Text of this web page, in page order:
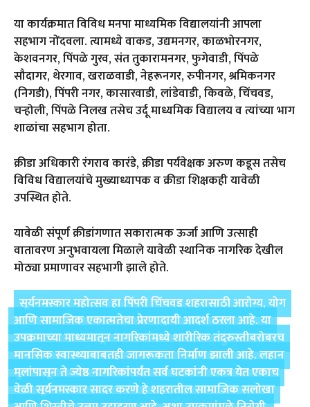
या कार्यक्रमात विविध मनपा माध्यमिक विद्यालयांनी आपला
सहभाग नोंदवला. त्यामध्ये वाकड, उद्यमनगर, काळभोरनगर,
केशवनगर, पिंपळे गुरव, संत तुकारामनगर, फुगेवाडी, पिंपळे
सौदागर, थेरगाव, खराळवाडी, नेहरूनगर, रुपीनगर, श्रमिकनगर
(निगडी), पिंपरी नगर, कासारवाडी, लांडेवाडी, किवळे, चिंचवड,
चऱ्होली, पिंपळे निलख तसेच उर्दू माध्यमिक विद्यालय व त्यांच्या भाग
शाळांचा सहभाग होता.
क्रीडा अधिकारी रंगराव कारंडे, क्रीडा पर्यवेक्षक अरुण कडूस तसेच
विविध विद्यालयांचे मुख्याध्यापक व क्रीडा शिक्षकही यावेळी
उपस्थित होते.
यावेळी संपूर्ण क्रीडांगणात सकारात्मक ऊर्जा आणि उत्साही
वातावरण अनुभवायला मिळाले यावेळी स्थानिक नागरिक देखील
मोठ्या प्रमाणावर सहभागी झाले होते.
सूर्यनमस्कार महोत्सव हा पिंपरी चिंचवड शहरासाठी आरोग्य, योग
आणि सामाजिक एकात्मतेचा प्रेरणादायी आदर्श ठरला आहे. या
उपक्रमाच्या माध्यमातून नागरिकांमध्ये शारीरिक तंदुरुस्तीबरोबरच
मानसिक स्वास्थ्याबाबतही जागरूकता निर्माण झाली आहे. लहान
मुलांपासून ते ज्येष्ठ नागरिकांपर्यंत सर्व घटकांनी एकत्र येत एकाच
वेळी सूर्यनमस्कार सादर करणे हे शहरातील सामाजिक सलोखा